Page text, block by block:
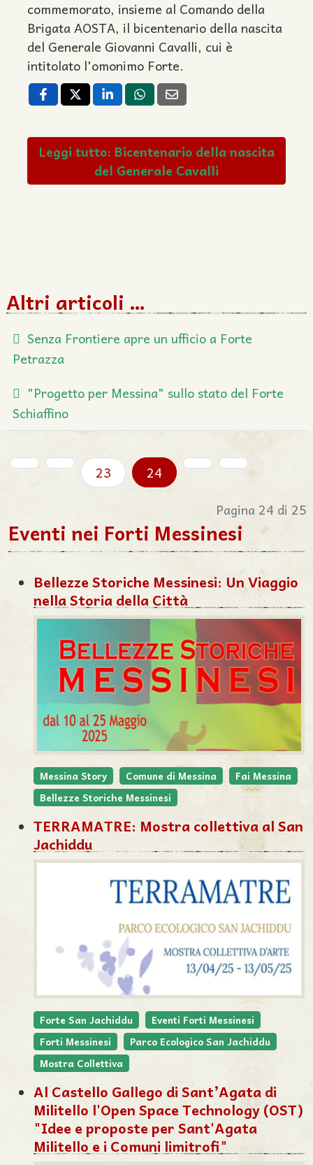
commemorato, insieme al Comando della
Brigata AOSTA, il bicentenario della nascita
del Generale Giovanni Cavalli, cui è
intitolato l'omonimo Forte.
Leggi tutto: Bicentenario della nascita
del Generale Cavalli
Altri articoli …
Senza Frontiere apre un ufficio a Forte
Petrazza
"Progetto per Messina" sullo stato del Forte
Schiaffino
23
24
Pagina 24 di 25
Eventi nei Forti Messinesi
Bellezze Storiche Messinesi: Un Viaggio
nella Storia della Città
Messina Story Comune di Messina
Fai Messina
Bellezze Storiche Messinesi
TERRAMATRE: Mostra collettiva al San
Jachiddu
Forte San Jachiddu
Eventi Forti Messinesi
Forti Messinesi
Parco Ecologico San Jachiddu
Mostra Collettiva
Al Castello Gallego di Sant’Agata di
Militello l'Open Space Technology (OST)
"Idee e proposte per Sant'Agata
Militello e i Comuni limitrofi"